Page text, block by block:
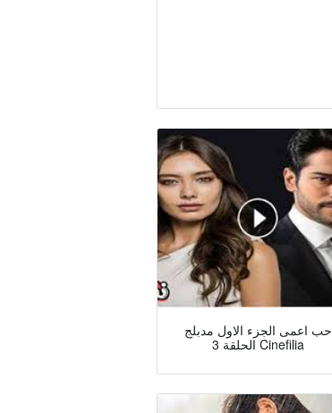
حب اعمى الجزء الاول مدبلج
الحلقة 3 Cinefilia